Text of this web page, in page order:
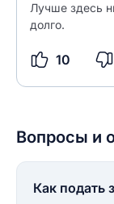
Лучше здесь
долго.
10
Вопросы и
Как подать